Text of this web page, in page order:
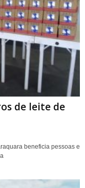
de leite de
beneficia pessoas e